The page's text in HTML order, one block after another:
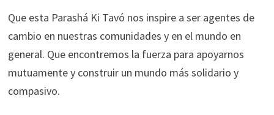
Que esta Parashá Ki Tavó nos inspire a ser agentes de
cambio en nuestras comunidades y en el mundo en
general. Que encontremos la fuerza para apoyarnos
mutuamente y construir un mundo más solidario y
compasivo.